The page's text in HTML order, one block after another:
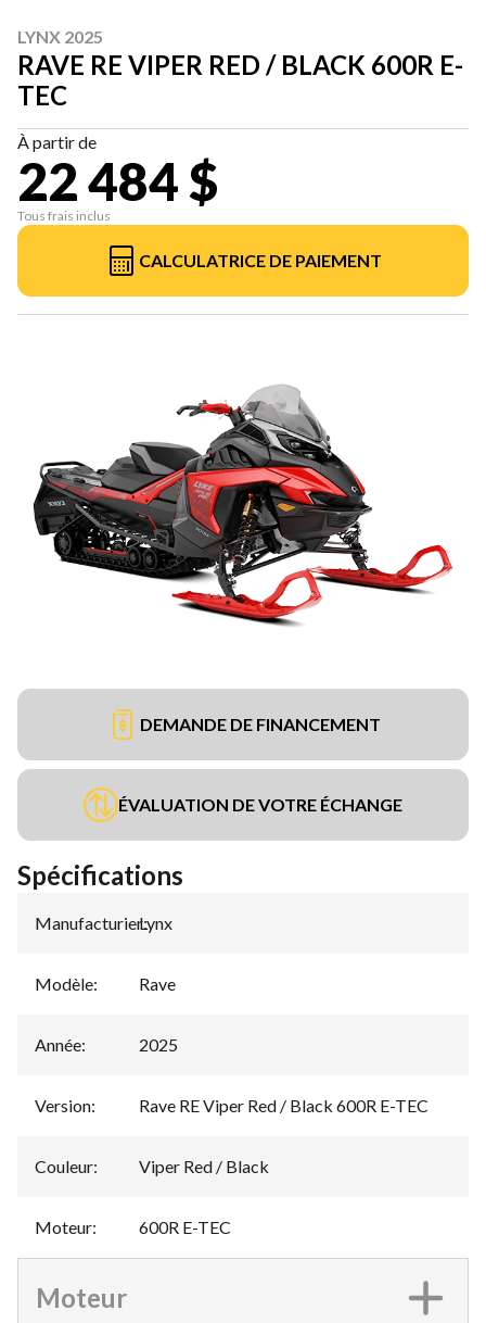
LYNX 2025
RAVE RE VIPER RED / BLACK 600R E-
TEC
À partir de
22 484 $
Tous frais inclus
CALCULATRICE DE PAIEMENT
DEMANDE DE FINANCEMENT
ÉVALUATION DE VOTRE ÉCHANGE
Spécifications
Manufacturier:
Lynx
Modèle: Rave
Année: 2025
Version: Rave RE Viper Red / Black 600R E-TEC
Couleur: Viper Red / Black
Moteur: 600R E-TEC
Moteur